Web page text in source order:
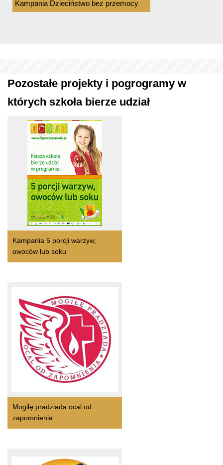
Kampania Dzieciństwo bez przemocy
Pozostałe projekty i pogrogramy w
których szkoła bierze udział
Kampania 5 porcji warzyw,
owoców lub soku
Mogiłę pradziada ocal od
zapomnienia